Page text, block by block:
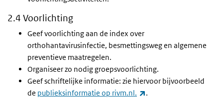
2.4 Voorlichting
Geef voorlichting aan de index over
orthohantavirusinfectie, besmettingsweg en algemene
preventieve maatregelen.
Organiseer zo nodig groepsvoorlichting.
Geef schriftelijke informatie: zie hiervoor bijvoorbeeld
de publieksinformatie op rivm.nl. (externe link)
.